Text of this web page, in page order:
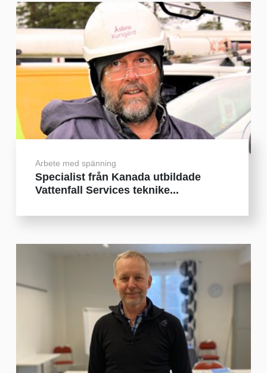
Arbete med spänning
Specialist från Kanada utbildade
Vattenfall Services teknike...